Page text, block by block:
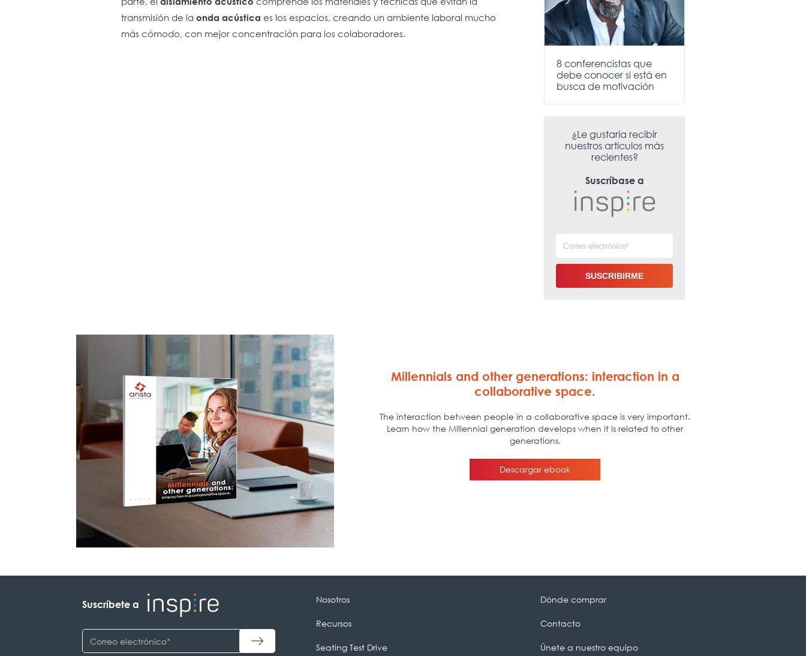
transmisión de la onda acústica es los espacios, creando un ambiente laboral mucho
más cómodo, con mejor concentración para los colaboradores.
8 conferencistas que
debe conocer si está en
busca de motivación
¿Le gustaría recibir
nuestros artículos más
recientes?
Suscríbase a
Suscríbete a Nosotros
Recursos
Seating Test Drive
Dónde comprar
Contacto
Únete a nuestro equipo